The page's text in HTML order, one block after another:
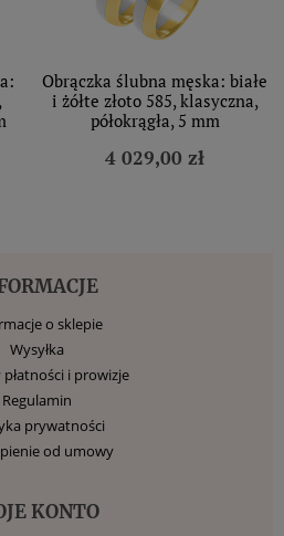
Obrączka ślubna męska: białe
i żółte złoto 585, klasyczna,
półokrągła, 5 mm
4 029,00 zł
o sklepie
Wysyłka
i prowizje
Regulamin
prywatności
od umowy
KONTO